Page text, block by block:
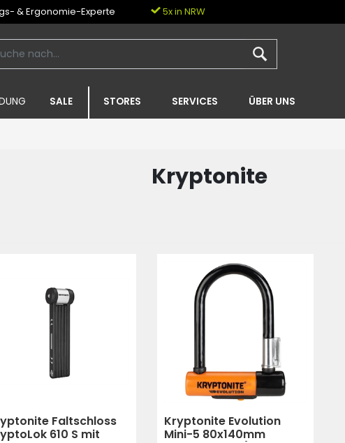
& Ergonomie-Experte 5x in NRW
SALE STORES SERVICES ÜBER UNS
Kryptonite
Faltschloss
610 S mit
Kryptonite Evolution
Mini-5 80x140mm